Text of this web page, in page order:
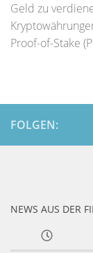
Geld zu
Proof-of-Stake
FOLGEN:
NEWS AUS DER